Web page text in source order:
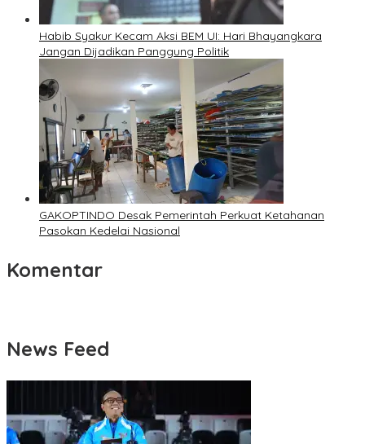
Habib Syakur Kecam Aksi BEM UI: Hari Bhayangkara
Jangan Dijadikan Panggung Politik
GAKOPTINDO Desak Pemerintah Perkuat Ketahanan
Pasokan Kedelai Nasional
Komentar
News Feed